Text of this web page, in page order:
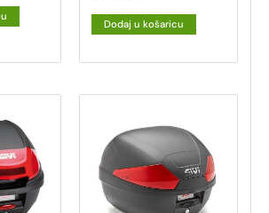
Dodaj u košaricu